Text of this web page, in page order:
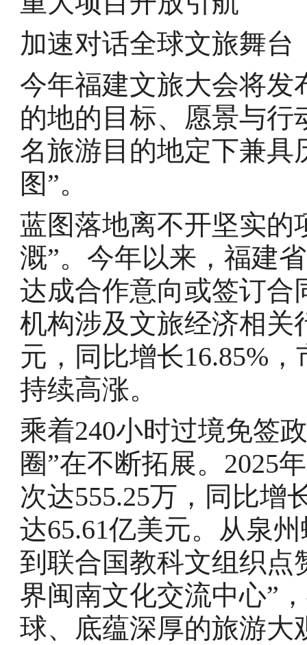
加速对话全球文旅舞台
今年福建文旅大会将发
的地的目标、愿景与
名旅游目的地定下兼具
图”。
蓝图落地离不开坚实的
溉”。今年以来，福建
达成合作意向或签订合
机构涉及文旅经济相关
元，同比增长16.85%
持续高涨。
乘着240小时过境免签
圈”在不断拓展。2025
次达555.25万，同比增
达65.61亿美元。从泉
到联合国教科文组织点
界闽南文化交流中心”
球、底蕴深厚的旅游大